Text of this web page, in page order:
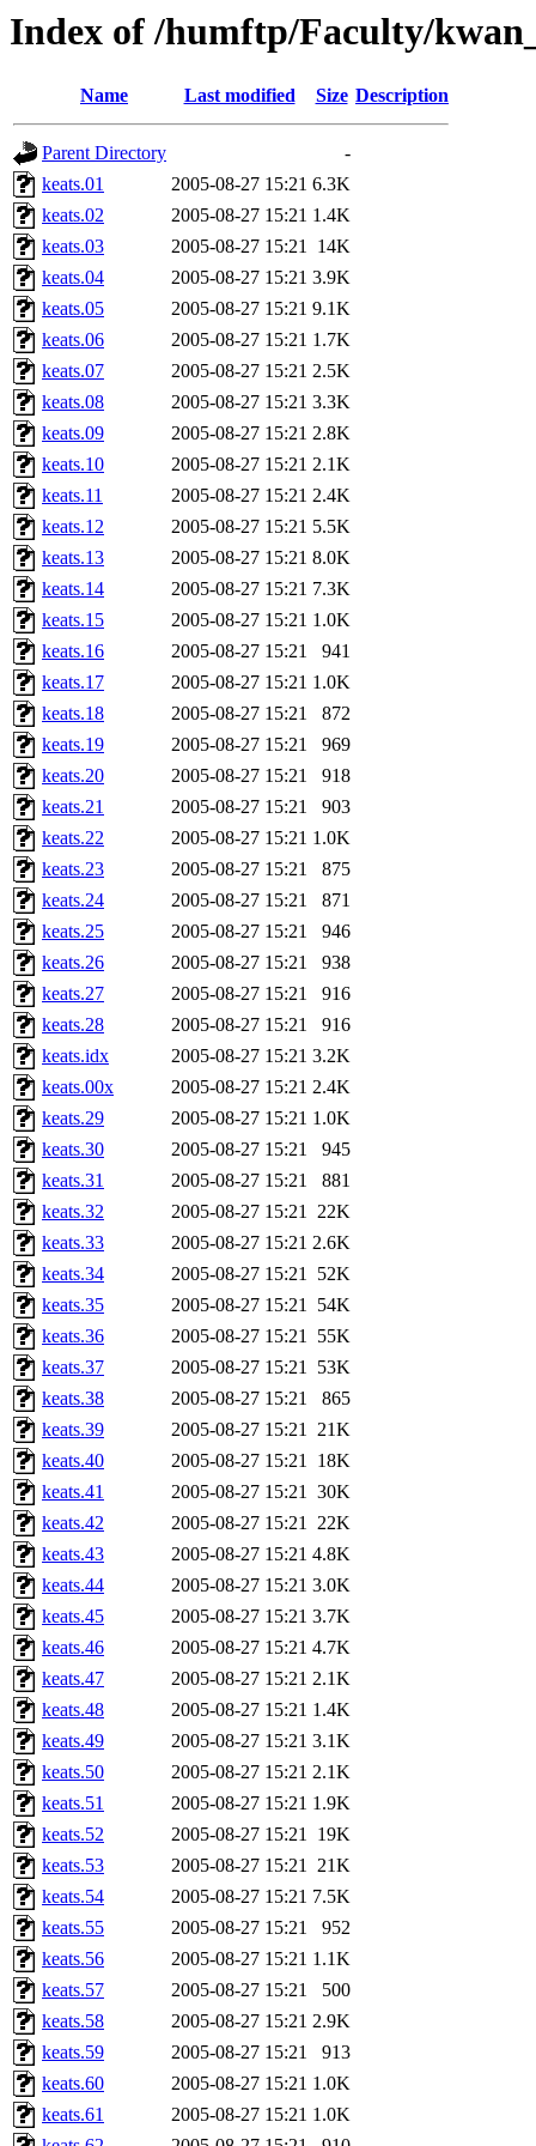
Index of /humftp/Faculty/
Name Last modified Size Description
Parent Directory
-
keats.01
2005-08-27 15:21 6.3K
keats.02
2005-08-27 15:21 1.4K
keats.03
2005-08-27 15:21 14K
keats.04
2005-08-27 15:21 3.9K
keats.05
2005-08-27 15:21 9.1K
keats.06
2005-08-27 15:21 1.7K
keats.07
2005-08-27 15:21 2.5K
keats.08
2005-08-27 15:21 3.3K
keats.09
2005-08-27 15:21 2.8K
keats.10
2005-08-27 15:21 2.1K
keats.11
2005-08-27 15:21 2.4K
keats.12
2005-08-27 15:21 5.5K
keats.13
2005-08-27 15:21 8.0K
keats.14
2005-08-27 15:21 7.3K
keats.15
2005-08-27 15:21 1.0K
keats.16
2005-08-27 15:21
941
keats.17
2005-08-27 15:21 1.0K
keats.18
2005-08-27 15:21
872
keats.19
2005-08-27 15:21
969
keats.20
2005-08-27 15:21
918
keats.21
2005-08-27 15:21
903
keats.22
2005-08-27 15:21 1.0K
keats.23
2005-08-27 15:21
875
keats.24
2005-08-27 15:21
871
keats.25
2005-08-27 15:21
946
keats.26
2005-08-27 15:21
938
keats.27
2005-08-27 15:21
916
keats.28
2005-08-27 15:21
916
keats.idx
2005-08-27 15:21 3.2K
keats.00x
2005-08-27 15:21 2.4K
keats.29
2005-08-27 15:21 1.0K
keats.30
2005-08-27 15:21
945
keats.31
2005-08-27 15:21
881
keats.32
2005-08-27 15:21 22K
keats.33
2005-08-27 15:21 2.6K
keats.34
2005-08-27 15:21 52K
keats.35
2005-08-27 15:21 54K
keats.36
2005-08-27 15:21 55K
keats.37
2005-08-27 15:21 53K
keats.38
2005-08-27 15:21
865
keats.39
2005-08-27 15:21 21K
keats.40
2005-08-27 15:21 18K
keats.41
2005-08-27 15:21 30K
keats.42
2005-08-27 15:21 22K
keats.43
2005-08-27 15:21 4.8K
keats.44
2005-08-27 15:21 3.0K
keats.45
2005-08-27 15:21 3.7K
keats.46
2005-08-27 15:21 4.7K
keats.47
2005-08-27 15:21 2.1K
keats.48
2005-08-27 15:21 1.4K
keats.49
2005-08-27 15:21 3.1K
keats.50
2005-08-27 15:21 2.1K
keats.51
2005-08-27 15:21 1.9K
keats.52
2005-08-27 15:21 19K
keats.53
2005-08-27 15:21 21K
keats.54
2005-08-27 15:21 7.5K
keats.55
2005-08-27 15:21
952
keats.56
2005-08-27 15:21 1.1K
keats.57
2005-08-27 15:21
500
keats.58
2005-08-27 15:21 2.9K
keats.59
2005-08-27 15:21
913
keats.60
2005-08-27 15:21 1.0K
keats.61
2005-08-27 15:21 1.0K